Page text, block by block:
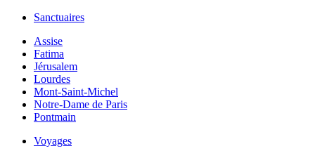
Sanctuaires
Assise
Fatima
Jérusalem
Lourdes
Mont-Saint-Michel
Notre-Dame de Paris
Pontmain
Voyages